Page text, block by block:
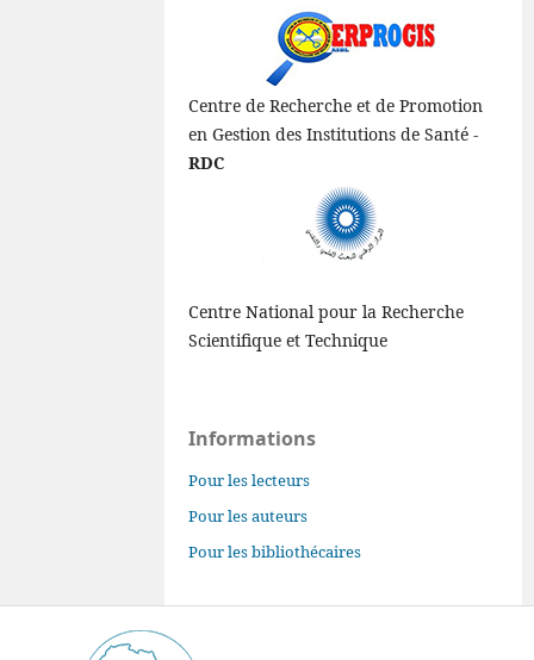
Centre de Recherche et de Promotion
en Gestion des Institutions de Santé -
RDC
Centre National pour la Recherche
Scientifique et Technique
Informations
Pour les lecteurs
Pour les auteurs
Pour les bibliothécaires